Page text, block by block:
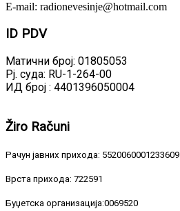
E-mail: radionevesinje@hotmail.com
ID PDV
Матични број: 01805053
Рј. суда: RU-1-264-00
ИД број : 4401396050004
Žiro Računi
Рачун јавних прихода: 5520060001233609
Врста прихода: 722591
Буџетска организација:0069520